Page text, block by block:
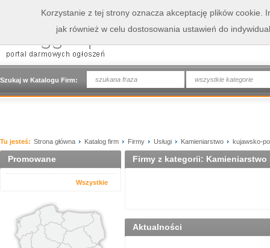
Szukaj w Katalogu Firm: wszystkie kategorie
Tu jesteś: Strona główna Katalog firm Firmy Usługi Kamieniarstwo kujawsko-
Promowane
Wszystkie
Firmy z kategorii: Kamieniarstwo
Aktualności
Korzystanie z tej strony oznacza akceptację plików cookie.
jak również w celu dostosowania ustawień do